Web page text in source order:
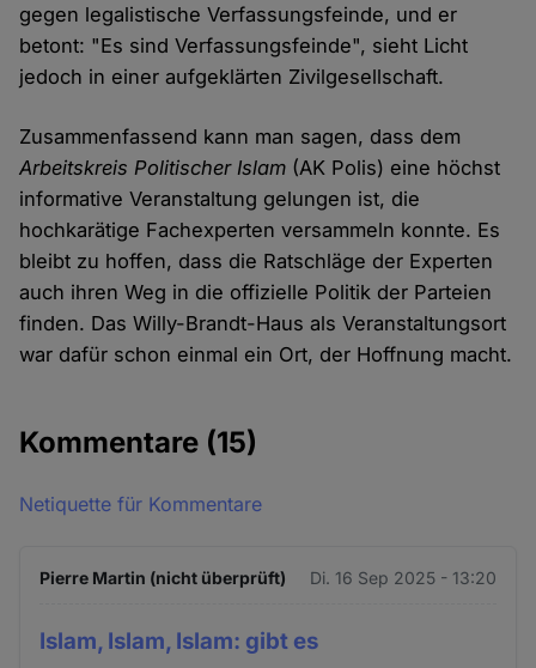
gegen legalistische Verfassungsfeinde, und er
betont: "Es sind Verfassungsfeinde", sieht Licht
jedoch in einer aufgeklärten Zivilgesellschaft.
Zusammenfassend kann man sagen, dass dem
Arbeitskreis Politischer Islam (AK Polis) eine höchst
informative Veranstaltung gelungen ist, die
hochkarätige Fachexperten versammeln konnte. Es
bleibt zu hoffen, dass die Ratschläge der Experten
auch ihren Weg in die offizielle Politik der Parteien
finden. Das Willy-Brandt-Haus als Veranstaltungsort
war dafür schon einmal ein Ort, der Hoffnung macht.
Kommentare (15)
Netiquette für Kommentare
Pierre Martin (nicht überprüft) Di. 16 Sep 2025 - 13:20
Islam, Islam, Islam: gibt es